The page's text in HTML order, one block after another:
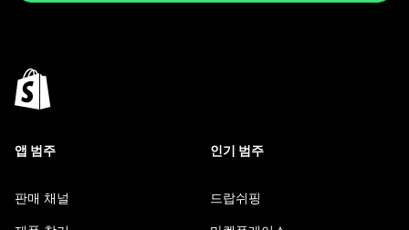
앱 범주
판매 채널
인기 범주
드랍쉬핑